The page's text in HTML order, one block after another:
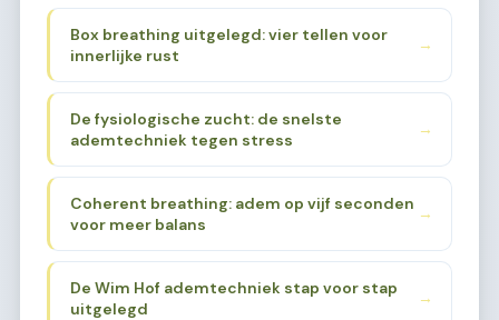
Box breathing uitgelegd: vier tellen voor
innerlijke rust
→
De fysiologische zucht: de snelste
ademtechniek tegen stress
→
Coherent breathing: adem op vijf seconden
voor meer balans
→
De Wim Hof ademtechniek stap voor stap
uitgelegd
→